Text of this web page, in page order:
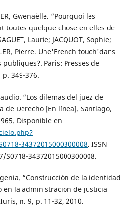
Gwenaëlle. “Pourquoi les
toutes quelque chose en elles de
Laurie; JACQUOT, Sophie;
Pierre. Une'French touch'dans
Paris: Presses de
p. 349-376.
“Los dilemas del juez de
de Derecho [En línea]. Santiago,
Disponible en
34372015000300008. ISSN
S0718-34372015000300008.
“Construcción de la identidad
en la administración de justicia
n. 9, p. 11-32, 2010.